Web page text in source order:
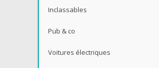
Inclassables
Pub & co
Voitures électriques